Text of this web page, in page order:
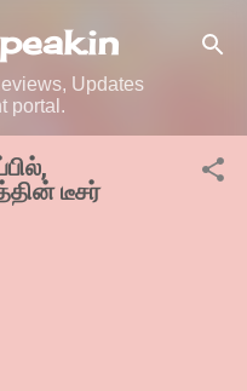
Updates
portal.
டீசர்